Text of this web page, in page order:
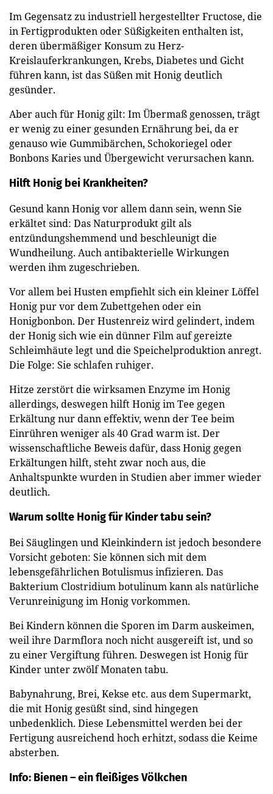
Im Gegensatz zu industriell hergestellter Fructose, die
in Fertigprodukten oder Süßigkeiten enthalten ist,
deren übermäßiger Konsum zu Herz-
Kreislauferkrankungen, Krebs, Diabetes und Gicht
führen kann, ist das Süßen mit Honig deutlich
gesünder.
Aber auch für Honig gilt: Im Übermaß genossen, trägt
er wenig zu einer gesunden Ernährung bei, da er
genauso wie Gummibärchen, Schokoriegel oder
Bonbons Karies und Übergewicht verursachen kann.
Hilft Honig bei Krankheiten?
Gesund kann Honig vor allem dann sein, wenn Sie
erkältet sind: Das Naturprodukt gilt als
entzündungshemmend und beschleunigt die
Wundheilung. Auch antibakterielle Wirkungen
werden ihm zugeschrieben.
Vor allem bei Husten empfiehlt sich ein kleiner Löffel
Honig pur vor dem Zubettgehen oder ein
Honigbonbon. Der Hustenreiz wird gelindert, indem
der Honig sich wie ein dünner Film auf gereizte
Schleimhäute legt und die Speichelproduktion anregt.
Die Folge: Sie schlafen ruhiger.
Hitze zerstört die wirksamen Enzyme im Honig
allerdings, deswegen hilft Honig im Tee gegen
Erkältung nur dann effektiv, wenn der Tee beim
Einrühren weniger als 40 Grad warm ist. Der
wissenschaftliche Beweis dafür, dass Honig gegen
Erkältungen hilft, steht zwar noch aus, die
Anhaltspunkte wurden in Studien aber immer wieder
deutlich.
Warum sollte Honig für Kinder tabu sein?
Bei Säuglingen und Kleinkindern ist jedoch besondere
Vorsicht geboten: Sie können sich mit dem
lebensgefährlichen Botulismus infizieren. Das
Bakterium Clostridium botulinum kann als natürliche
Verunreinigung im Honig vorkommen.
Bei Kindern können die Sporen im Darm auskeimen,
weil ihre Darmflora noch nicht ausgereift ist, und so
zu einer Vergiftung führen. Deswegen ist Honig für
Kinder unter zwölf Monaten tabu.
Babynahrung, Brei, Kekse etc. aus dem Supermarkt,
die mit Honig gesüßt sind, sind hingegen
unbedenklich. Diese Lebensmittel werden bei der
Fertigung ausreichend hoch erhitzt, sodass die Keime
absterben.
Info: Bienen – ein fleißiges Völkchen